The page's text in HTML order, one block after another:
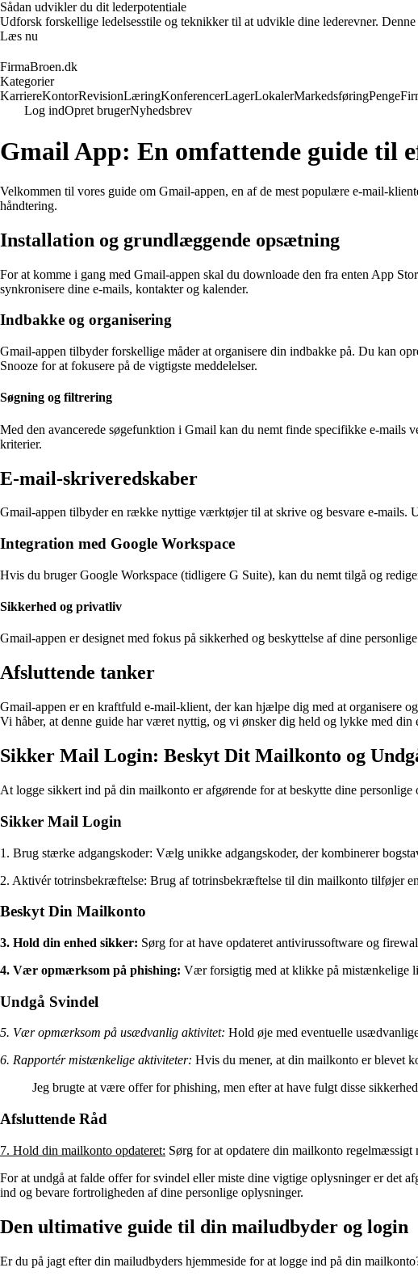
Sådan udvikler du dit lederpotentiale
Udforsk forskellige ledelsesstile og teknikker til at udvikle dine lederevner.
Læs nu
FirmaBroen.dk
Kategorier
KarriereKontorRevisionLæringKonferencerLagerLokalerMarkedsføringPenge
Log indOpret brugerNyhedsbrev
Gmail App: En omfattende guide til
Velkommen til vores guide om Gmail-appen, en af de mest populære e-mail-
håndtering.
Installation og grundlæggende opsætning
For at komme i gang med Gmail-appen skal du downloade den fra enten App
synkronisere dine e-mails, kontakter og kalender.
Indbakke og organisering
Gmail-appen tilbyder forskellige måder at organisere din indbakke på. Du kan
Snooze for at fokusere på de vigtigste meddelelser.
Søgning og filtrering
Med den avancerede søgefunktion i Gmail kan du nemt finde specifikke e-mails
kriterier.
E-mail-skriveredskaber
Gmail-appen tilbyder en række nyttige værktøjer til at skrive og besvare e-mails.
Integration med Google Workspace
Hvis du bruger Google Workspace (tidligere G Suite), kan du nemt tilgå og
Sikkerhed og privatliv
Gmail-appen er designet med fokus på sikkerhed og beskyttelse af dine
Afsluttende tanker
Gmail-appen er en kraftfuld e-mail-klient, der kan hjælpe dig med at organisere
Vi håber, at denne guide har været nyttig, og vi ønsker dig held og lykke med din
Sikker Mail Login: Beskyt Dit Mailkonto og
At logge sikkert ind på din mailkonto er afgørende for at beskytte dine
Sikker Mail Login
1. Brug stærke adgangskoder: Vælg unikke adgangskoder, der kombinerer
2. Aktivér totrinsbekræftelse: Brug af totrinsbekræftelse til din mailkonto tilføjer
Beskyt Din Mailkonto
3. Hold din enhed sikker: Sørg for at have opdateret antivirussoftware og
4. Vær opmærksom på phishing: Vær forsigtig med at klikke på mistænkelige
Undgå Svindel
5. Vær opmærksom på usædvanlig aktivitet: Hold øje med eventuelle
6. Rapportér mistænkelige aktiviteter: Hvis du mener, at din mailkonto er blevet
Jeg brugte at være offer for phishing, men efter at have fulgt disse
Afsluttende Råd
7. Hold din mailkonto opdateret: Sørg for at opdatere din mailkonto regelmæssigt
For at undgå at falde offer for svindel eller miste dine vigtige oplysninger er det
ind og bevare fortroligheden af dine personlige oplysninger.
Den ultimative guide til din mailudbyder og login
Er du på jagt efter din mailudbyders hjemmeside for at logge ind på din